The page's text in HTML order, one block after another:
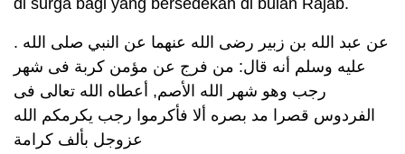
. عن عبد الله بن زبير رضى الله عنهما عن النبي صلى الله
عليه وسلم أنه قال: من فرج عن مؤمن كربة فى شهر
رجب وهو شهر الله الأصم, أعطاه الله تعالى فى
الفردوس قصرا مد بصره ألا فأكرموا رجب يكرمكم الله
عزوجل بألف كرامة